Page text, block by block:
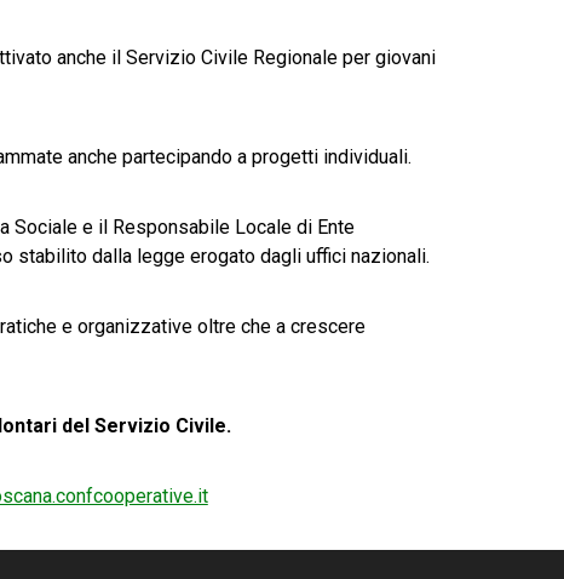
anche il Servizio Civile Regionale per giovani
anche partecipando a progetti individuali.
Sociale e il Responsabile Locale di Ente
stabilito dalla legge erogato dagli uffici nazionali.
e organizzative oltre che a crescere
del Servizio Civile.